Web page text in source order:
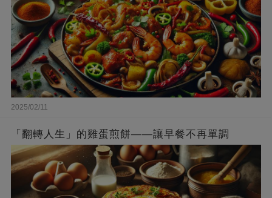
2025/02/11
「翻轉人生」的雞蛋煎餅——讓早餐不再單調